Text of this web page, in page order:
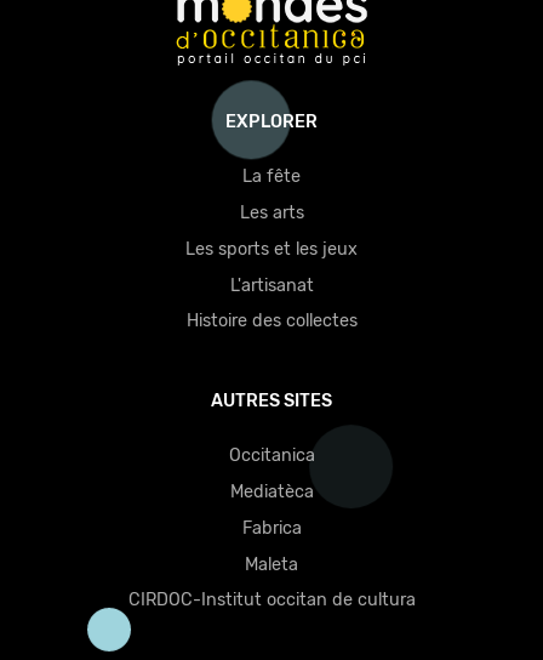
EXPLORER
La fête
Les arts
Les sports et les jeux
L'artisanat
Histoire des collectes
AUTRES SITES
Occitanica
Mediatèca
Fabrica
Maleta
CIRDOC-Institut occitan de cultura